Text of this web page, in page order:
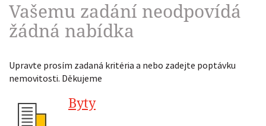
Vašemu zadání neodpovídá
žádná nabídka
Upravte prosím zadaná kritéria a nebo zadejte poptávku
nemovitosti. Děkujeme
Byty